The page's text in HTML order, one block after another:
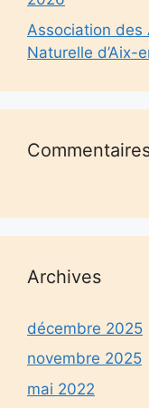
Association des
Naturelle d’Aix-
Archives
décembre 2025
novembre 2025
mai 2022